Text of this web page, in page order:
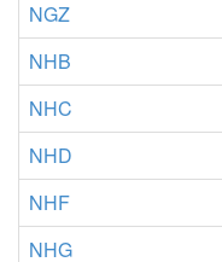
NGZ
NHB
NHC
NHD
NHF
NHG